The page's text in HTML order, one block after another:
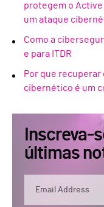
protegem o
um ataque
Como a
e para ITDR
Por que
cibernético é um
Inscreva-
últimas